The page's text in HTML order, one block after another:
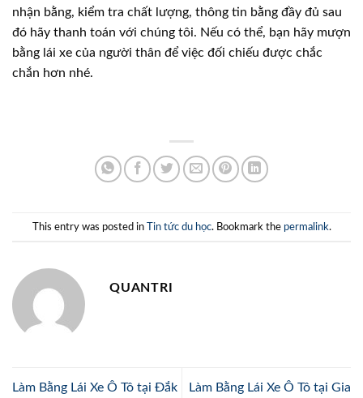
nhận bằng, kiểm tra chất lượng, thông tin bằng đầy đủ sau
đó hãy thanh toán với chúng tôi. Nếu có thể, bạn hãy mượn
bằng lái xe của người thân để việc đối chiếu được chắc
chắn hơn nhé.
This entry was posted in Tin tức du học. Bookmark the permalink.
QUANTRI
Làm Bằng Lái Xe Ô Tô tại Đắk
Làm Bằng Lái Xe Ô Tô tại Gia